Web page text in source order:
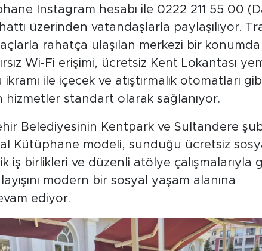
Instagram hesabı ile 0222 211 55 00
üzerinden vatandaşlarla paylaşılıyor.
rahatça ulaşılan merkezi bir
Wi-Fi erişimi, ücretsiz Kent Lokantası
ile içecek ve atıştırmalık otomatları
hizmetler standart olarak sağlanıyor.
Belediyesinin Kentpark ve Sultandere
Kütüphane modeli, sunduğu ücretsiz
iş birlikleri ve düzenli atölye çalışmalarıyla
modern bir sosyal yaşam alanına
ediyor.